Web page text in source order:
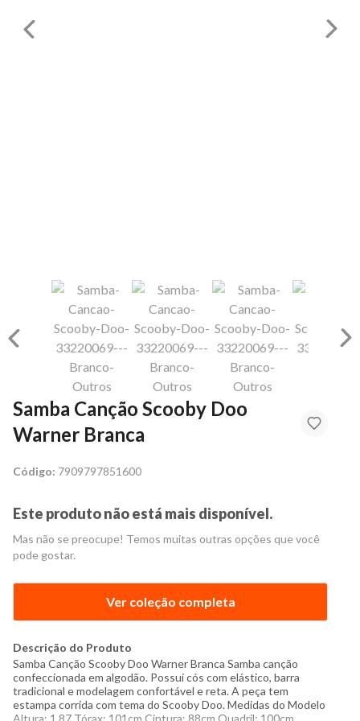
Samba Canção Scooby Doo
Warner Branca
Código: 7909797851600
Este produto não está mais disponível.
Mas não se preocupe! Temos muitas outras opções que você
pode gostar.
Ver coleção completa
Descrição do Produto
Samba Canção Scooby Doo Warner Branca Samba canção
confeccionada em algodão. Possui cós com elástico, barra
tradicional e modelagem confortável e reta. A peça tem
estampa corrida com tema do Scooby Doo. Medidas do Modelo
Altura: 1,87 Tórax: 101cm Cintura: 88cm Quadril: 100cm